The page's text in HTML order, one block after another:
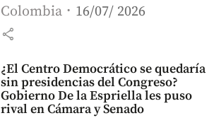
Colombia 16/07/ 2026
share
¿El Centro Democrático se quedaría
sin presidencias del Congreso?
Gobierno De la Espriella les puso
rival en Cámara y Senado